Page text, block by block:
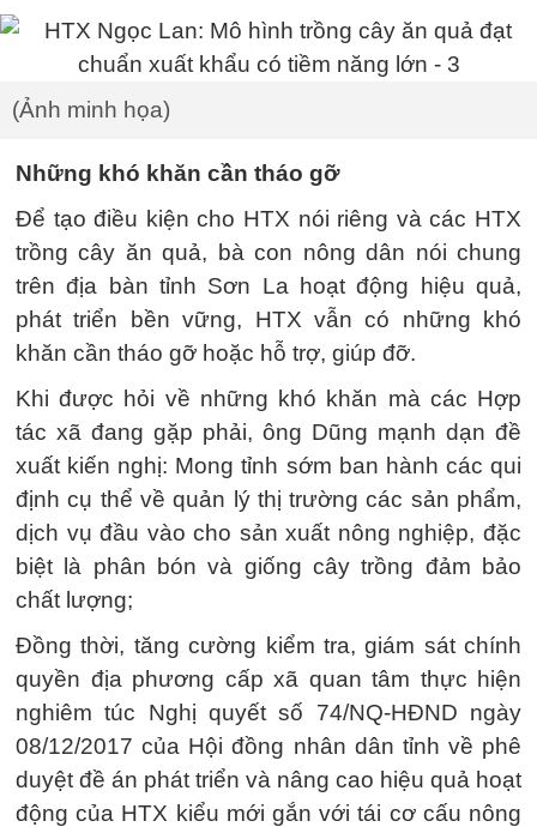
(Ảnh minh họa)
Những khó khăn cần tháo gỡ
Để tạo điều kiện cho HTX nói riêng và các HTX
trồng cây ăn quả, bà con nông dân nói chung
trên địa bàn tỉnh Sơn La hoạt động hiệu quả,
phát triển bền vững, HTX vẫn có những khó
khăn cần tháo gỡ hoặc hỗ trợ, giúp đỡ.
Khi được hỏi về những khó khăn mà các Hợp
tác xã đang gặp phải, ông Dũng mạnh dạn đề
xuất kiến nghị: Mong tỉnh sớm ban hành các qui
định cụ thể về quản lý thị trường các sản phẩm,
dịch vụ đầu vào cho sản xuất nông nghiệp, đặc
biệt là phân bón và giống cây trồng đảm bảo
chất lượng;
Đồng thời, tăng cường kiểm tra, giám sát chính
quyền địa phương cấp xã quan tâm thực hiện
nghiêm túc Nghị quyết số 74/NQ-HĐND ngày
08/12/2017 của Hội đồng nhân dân tỉnh về phê
duyệt đề án phát triển và nâng cao hiệu quả hoạt
động của HTX kiểu mới gắn với tái cơ cấu nông